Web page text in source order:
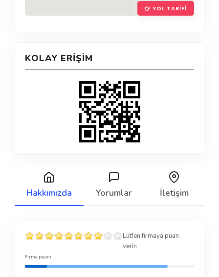
YOL TARIFI
KOLAY ERIŞIM
Hakkımızda Yorumlar İletişim
Lütfen firmaya puan
verin
Firma puanı